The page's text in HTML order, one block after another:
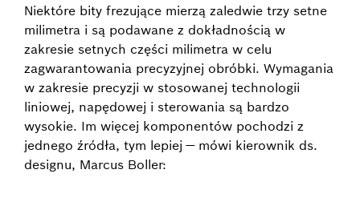
Niektóre bity frezujące mierzą zaledwie trzy setne
milimetra i są podawane z dokładnością w
zakresie setnych części milimetra w celu
zagwarantowania precyzyjnej obróbki. Wymagania
w zakresie precyzji w stosowanej technologii
liniowej, napędowej i sterowania są bardzo
wysokie. Im więcej komponentów pochodzi z
jednego źródła, tym lepiej — mówi kierownik ds.
designu, Marcus Boller: